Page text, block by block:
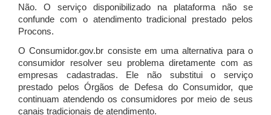
Não. O serviço disponibilizado na plataforma não se
confunde com o atendimento tradicional prestado pelos
Procons.
O Consumidor.gov.br consiste em uma alternativa para o
consumidor resolver seu problema diretamente com as
empresas cadastradas. Ele não substitui o serviço
prestado pelos Órgãos de Defesa do Consumidor, que
continuam atendendo os consumidores por meio de seus
canais tradicionais de atendimento.